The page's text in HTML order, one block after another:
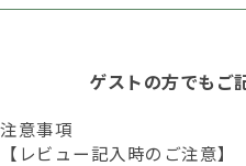
ゲストの方でもご
注意事項
【レビュー記入時のご注意】